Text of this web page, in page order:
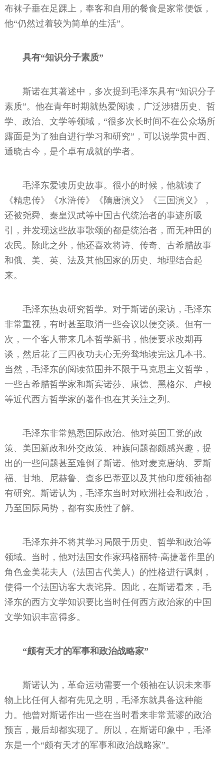
布袜子垂在足踝上，奉客和自用的餐食是家常便饭，
他“仍然过着较为简单的生活”。
具有“知识分子素质”
斯诺在其著述中，多次提到毛泽东具有“知识分子
素质”。他在青年时期就热爱阅读，广泛涉猎历史、哲
学、政治、文学等领域，“很多次长时间不在公众场所
露面是为了独自进行学习和研究”，可以说学贯中西、
通晓古今，是个卓有成就的学者。
毛泽东爱读历史故事。很小的时候，他就读了
《精忠传》《水浒传》《隋唐演义》《三国演义》，
还被尧舜、秦皇汉武等中国古代统治者的事迹所吸
引，并发现这些故事歌颂的都是统治者，而无种田的
农民。除此之外，他还喜欢将诗、传奇、古希腊故事
和俄、美、英、法及其他国家的历史、地理结合起
来。
毛泽东热衷研究哲学。对于斯诺的采访，毛泽东
非常重视，有时甚至取消一些会议以便交谈。但有一
次，一个客人带来几本哲学新书，他便要求改期再
谈，然后花了三四夜功夫心无旁骛地读完这几本书。
当然，毛泽东的阅读范围并不限于马克思主义哲学，
一些古希腊哲学家和斯宾诺莎、康德、黑格尔、卢梭
等近代西方哲学家的著作也在其关注之列。
毛泽东非常熟悉国际政治。他对英国工党的政
策、美国新政和外交政策、种族问题都颇感兴趣，提
出的一些问题甚至难倒了斯诺。他对麦克唐纳、罗斯
福、甘地、尼赫鲁、查多巴蒂亚以及其他印度领袖都
有研究。斯诺认为，毛泽东当时对欧洲社会和政治，
乃至国际局势，都有实质性了解。
毛泽东并不将其学习局限于历史、哲学和政治等
领域。当时，他对法国女作家玛格丽特·高捷著作里的
角色金美花夫人（法国古代美人）的性格进行讽刺，
使得一个法国访客大表诧异。因此，在斯诺看来，毛
泽东的西方文学知识要比当时任何西方政治家的中国
文学知识丰富得多。
“颇有天才的军事和政治战略家”
斯诺认为，革命运动需要一个领袖在认识未来事
物上比任何人都有先见之明，毛泽东就具备这种能
力。他曾对斯诺作出一些在当时看来非常荒谬的政治
预言，最后却都实现了。所以，在斯诺印象中，毛泽
东是一个“颇有天才的军事和政治战略家”。